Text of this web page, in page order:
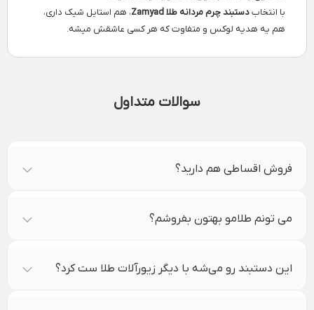
با انتخابدستبند چرم مردانه طلا Zamyad
، هم استایل شیک داری،
هم یه هدیه لوکس و متفاوت که هر کسی عاشقش میشه.
سوالات متداول
فروش اقساطی هم دارید؟
می تونم طلامو بهتون بفروشم؟
این دستبند رو می‌شه با دیگر زیورآلات طلا ست کرد؟